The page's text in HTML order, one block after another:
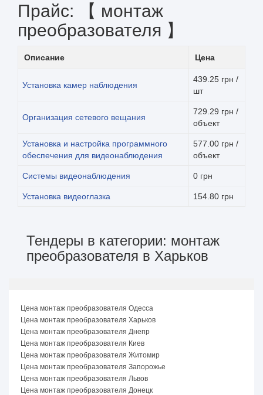
Прайс: 【 монтаж
преобразователя 】
Описание Цена
Установка камер наблюдения
439.25 грн /
шт
Организация сетевого вещания
729.29 грн /
объект
Установка и настройка программного
обеспечения для видеонаблюдения
577.00 грн /
объект
Системы видеонаблюдения 0 грн
Установка видеоглазка 154.80 грн
Тендеры в категории: монтаж
преобразователя в Харьков
Цена монтаж преобразователя Одесса
Цена монтаж преобразователя Харьков
Цена монтаж преобразователя Днепр
Цена монтаж преобразователя Киев
Цена монтаж преобразователя Житомир
Цена монтаж преобразователя Запорожье
Цена монтаж преобразователя Львов
Цена монтаж преобразователя Донецк